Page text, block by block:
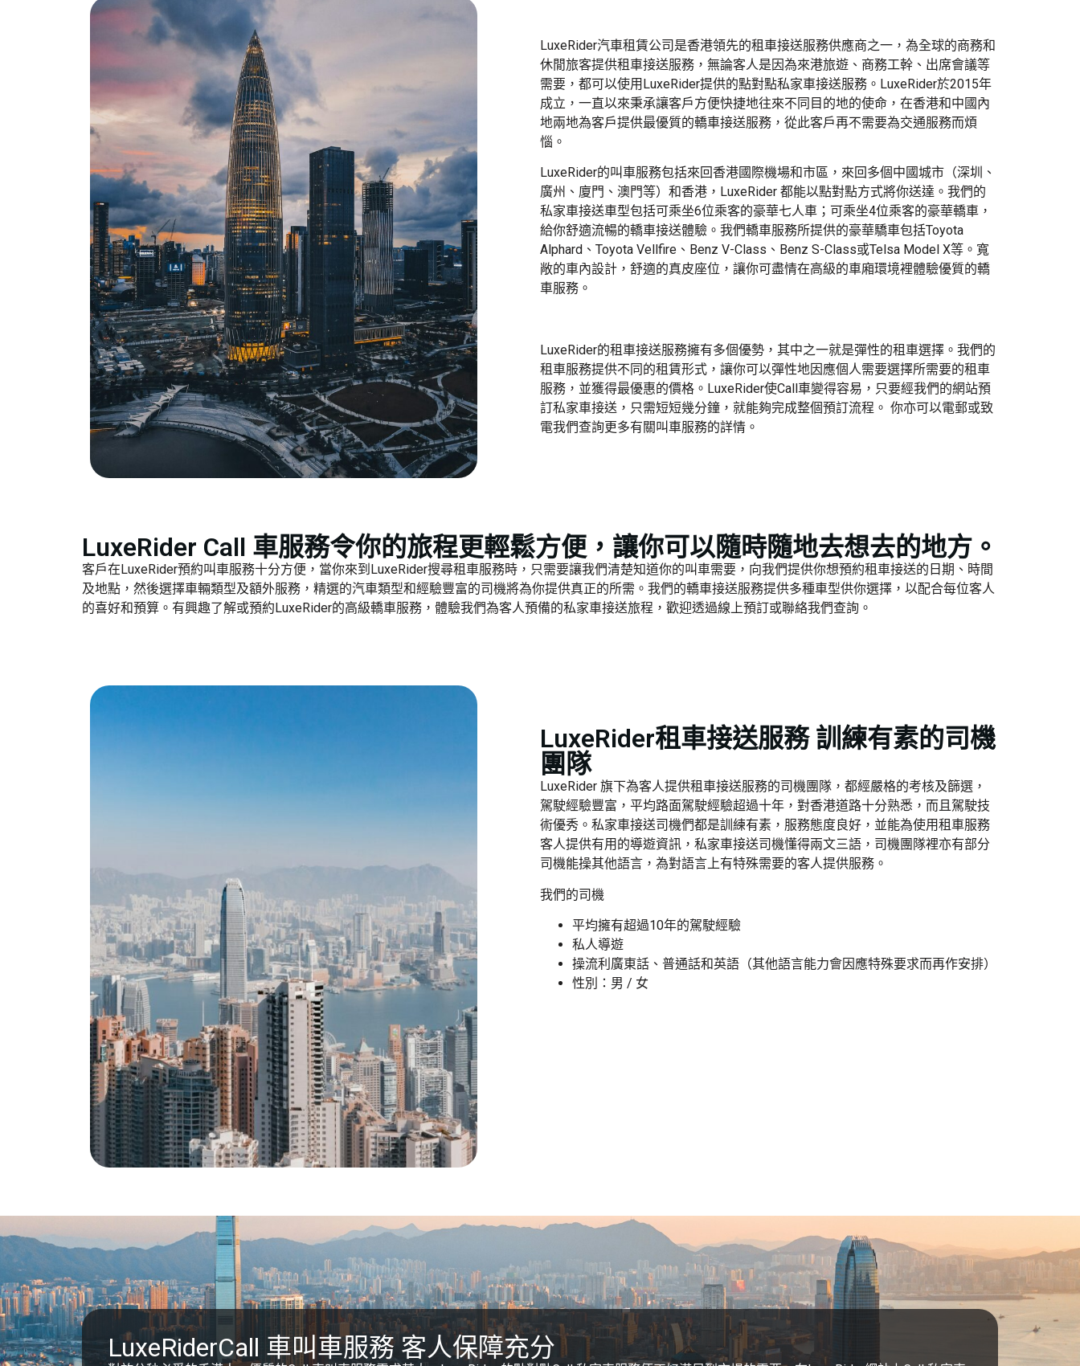
LuxeRider汽車租賃公司是香港領先的租車接送服務供應商之一，為全球的商務和
休閒旅客提供租車接送服務 ，無論客人是因為來港旅遊、商務工幹、出席會議等
需要，都可以使用LuxeRider提供的點對點私家車接送服務 。LuxeRider於2015年
成立，一直以來秉承讓客戶方便快捷地往來不同目的地的使命， 在香港和中國內
地兩地為客戶提供最優質的轎車接送服務 ，從此客戶再不需要為交通服務而煩
惱 。
LuxeRider的叫車服務包括來回香港國際機場和市區，來回多個中國城市（深圳、
廣州、廈門、澳門等）和香港，LuxeRider 都能以點對點方式將你送達。我們的
私家車接送車型包括可乘坐6位乘客的豪華七人車； 可乘坐4位乘客的豪華轎車，
給你舒適流暢的轎車接送體驗。我們轎車服務所提供的豪華驕車包括Toyota
Alphard、Toyota Vellfire、Benz V-Class、Benz S-Class或Telsa Model X等。寬
敞的車內設計，舒適的真皮座位，讓你可盡情在高級的車廂環境裡體驗優質的轎
車服務 。
LuxeRider的租車接送服務擁有多個優勢，其中之一就是彈性的租車選擇。 我們的
租車服務提供不同的租賃形式，讓你可以彈性地因應個人需要選擇所需要的租車
服務，並獲得最優惠的價格。LuxeRider使Call車變得容易，只要經我們的網站預
訂私家車接送 ，只需短短幾分鐘，就能夠完成整個預訂流程 。 你亦可以電郵或致
電我們查詢更多有關叫車服務的詳情。
LuxeRider Call 車服務令你的旅程更輕鬆方便，讓你可以隨時隨地去想去的地方。
客戶在LuxeRider預約叫車服務十分方便，當你來到LuxeRider搜尋租車服務時，只需要讓我們清楚知道你的叫車需要，向我們提供你想預約租車接送的日期、時間
及地點，然後選擇車輛類型及額外服務，精選的汽車類型和經驗豐富的司機將為你提供真正的所需。我們的轎車接送服務提供多種車型供你選擇，以配合每位客人
的喜好和預算。有興趣了解或預約LuxeRider的高級轎車服務，體驗我們為客人預備的私家車接送旅程，歡迎透過線上預訂或聯絡我們查詢。
LuxeRider租車接送服務 訓練有素的司機
團隊
LuxeRider 旗下為客人提供租車接送服務的司機團隊，都經嚴格的考核及篩選，
駕駛經驗豐富，平均路面駕駛經驗超過十年，對香港道路十分熟悉，而且駕駛技
術優秀。私家車接送司機們都是訓練有素，服務態度良好，並能為使用租車服務
客人提供有用的導遊資訊，私家車接送司機懂得兩文三語，司機團隊裡亦有部分
司機能操其他語言，為對語言上有特殊需要的客人提供服務。
我們的司機
平均擁有超過10年的駕駛經驗
私人導遊
操流利廣東話、普通話和英語（其他語言能力會因應特殊要求而再作安排）
性別：男 / 女
LuxeRiderCall 車叫車服務 客人保障充分